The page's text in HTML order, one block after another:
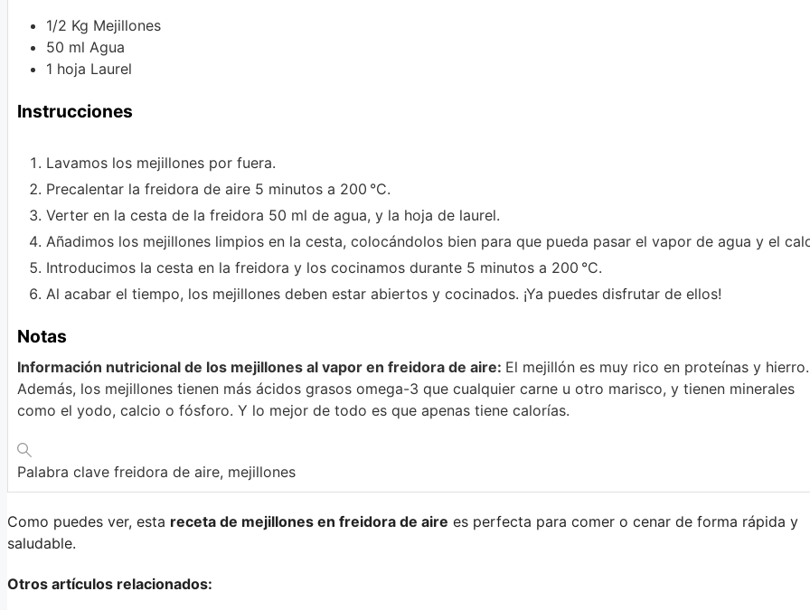
1/2 Kg Mejillones
50 ml Agua
1 hoja Laurel
Instrucciones
Lavamos los mejillones por fuera.
Precalentar la freidora de aire 5 minutos a 200 °C.
Verter en la cesta de la freidora 50 ml de agua, y la hoja de laurel.
Añadimos los mejillones limpios en la cesta, colocándolos bien para que pueda pasar el vapor de agua y el
Introducimos la cesta en la freidora y los cocinamos durante 5 minutos a 200 °C.
Al acabar el tiempo, los mejillones deben estar abiertos y cocinados. ¡Ya puedes disfrutar de ellos!
Notas
Información nutricional de los mejillones al vapor en freidora de aire: El mejillón es muy rico en proteínas y hierro.
Además, los mejillones tienen más ácidos grasos omega-3 que cualquier carne u otro marisco, y tienen minerales
como el yodo, calcio o fósforo. Y lo mejor de todo es que apenas tiene calorías.
Palabra clave freidora de aire, mejillones
Como puedes ver, esta receta de mejillones en freidora de aire es perfecta para comer o cenar de forma rápida y
saludable.
Otros artículos relacionados: